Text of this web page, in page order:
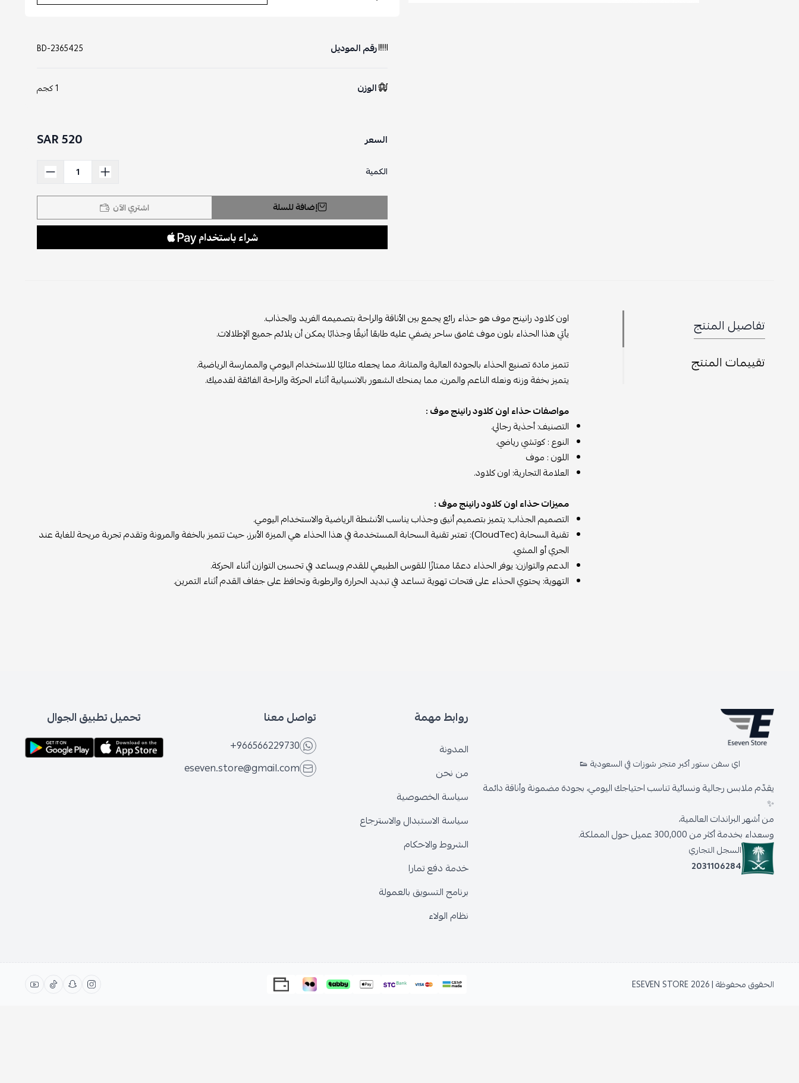
رقم الموديل BD-2365425
الوزن 1 كجم
السعر 520 SAR
الكمية
إضافة للسلة اشتري الآن
تفاصيل المنتج
تقييمات المنتج
اون كلاود رانينج موف هو حذاء رائع يجمع بين الأناقة والراحة بتصميمه الفريد والجذاب.
يأتي هذا الحذاء بلون موف غامق ساحر يضفي عليه طابعًا أنيقًا وجذابًا يمكن أن يلائم جميع الإطلالات.
تتميز مادة تصنيع الحذاء بالجودة العالية والمتانة، مما يجعله مثاليًا للاستخدام اليومي والممارسة الرياضية.
يتميز بخفة وزنه ونعله الناعم والمرن، مما يمنحك الشعور بالانسيابية أثناء الحركة والراحة الفائقة لقدميك.
مواصفات حذاء اون كلاود رانينج موف :
التصنيف: أحذية رجالي.
النوع : كوتشي رياضي.
اللون : موف
العلامة التجارية: اون كلاود.
مميزات حذاء اون كلاود رانينج موف :
التصميم الجذاب: يتميز بتصميم أنيق وجذاب يناسب الأنشطة الرياضية والاستخدام اليومي.
تقنية السحابة (CloudTec): تعتبر تقنية السحابة المستخدمة في هذا الحذاء هي الميزة الأبرز، حيث تتميز بالخفة والمرونة وتقدم تجربة مريحة للغاية عند
الجري أو المشي.
الدعم والتوازن: يوفر الحذاء دعمًا ممتازًا للقوس الطبيعي للقدم ويساعد في تحسين التوازن أثناء الحركة.
التهوية: يحتوي الحذاء على فتحات تهوية تساعد في تبديد الحرارة والرطوبة وتحافظ على جفاف القدم أثناء التمرين.
اي سفن ستور أكبر متجر شوزات في السعودية 👟
يقدّم ملابس رجالية ونسائية تناسب احتياجك اليومي، بجودة مضمونة وأناقة دائمة
✨
من أشهر البراندات العالمية،
وسعداء بخدمة أكثر من 300,000 عميل حول المملكة.
السجل التجاري
2031106284
روابط مهمة
المدونة
من نحن
سياسة الخصوصية
سياسة الاستبدال والاسترجاع
الشروط والاحكام
خدمة دفع تمارا
برنامج التسويق بالعمولة
نظام الولاء
تواصل معنا
+966566229730
eseven.store@gmail.com
تحميل تطبيق الجوال
الحقوق محفوظة | 2026 ESEVEN STORE